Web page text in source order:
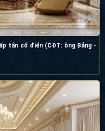
tân cổ điển (CĐT: ông Bảng -